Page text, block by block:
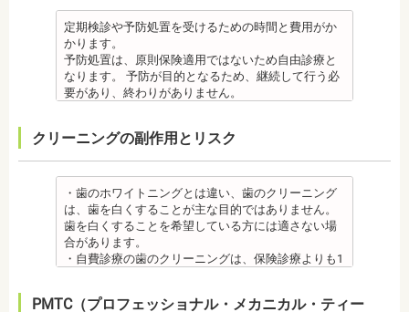
す。その程度に個人差があります。
・矯正終了して数か月から数年経過すると噛み合わ
せが悪くなる可能性があります。噛み合わせが悪く
なると、咀嚼障害の場合は、噛み合わせの治療を行
います、頭痛、肩こりを招く事があります。また、
開かない、食事を噛むときに痛みが出る顎関節症を
発症する場合があります。
他にも自律神経失調症になることもあります。噛み
その他
・個人差がありますが子供にとって大きなストレス
になる場合があります。装置装着後もしっかりと状
況を聞いて話し合ってください。
・矯正中、頭痛、首や肩のこり、強い倦怠感、吐き
の場合は、鎮痛剤、吐き気止め等、歯科医師の指示
・矯正中、虫歯が悪化する場合があります。治療終
了後に虫歯の治療をする場合と器具を一度外して虫
歯の治療を行う場合があります。
・矯正治療中、矯正装置の周りなど、ブラッシング
（歯磨き）しにくい部分ができるため、虫歯や歯周
炎のリスクが高くなります。間食を控え、矯正治療
、毎日丁寧なブラッシング、歯を清潔にしてリスク
・矯正中は、基本的に虫歯や歯周病の治療が行えな
いため、矯正前にこれらの治療を終わらせる必要が
あります。矯正専門の歯科の場合は、一般の歯科で
虫歯、歯周病の治療を行う必要もあります。
治療終了後
す。
ため、心臓や血圧に問題がある方が使用すると、動
悸、血圧上昇を起こす場合があります。また、頬を
噛んでもわからなかったり、熱いものを飲んでもわ
からないため、口腔内を傷つけるリスクがありま
す。さらに、麻酔によって悪心、嘔吐、アレルギー
反応が起こることもあります。
・矯正中、虫歯が悪化する場合があります。治療終
・矯正治療中、矯正装置の周りなど、ブラッシング
（歯磨き）しにくい部分ができるため、虫歯や歯周
炎のリスクが高くなります。間食を控え、矯正治療
中に合ったブラッシング指導を歯科医師より受けて
、毎日丁寧なブラッシング、歯を清潔にしてリスク
を抑えましょう。
ッ素塗布など、歯科医院でのケアも予防に役立ちま
足りない方、喫煙者の方は、事前に生活習慣の改
善、治療が必要となる場合があります。
・インプラント術後すぐには違和感があったり、痛
み、腫れ、出血などが発生する場合がありますが、
これらの症状の多くについては一時的なもので、多
くの場合2～3日で治まります。
に穴をあけて人工の歯根を埋め込み、その上に人工
た、インプラントを埋め込む骨の厚みを増やす手術
を行う場合、さらに期間を要することになります。
・インプラント治療を受けると定期検診、メインテ
ナンスをし続けなければいけません。人工物である
インプラントが虫歯になることはありませんが、日
ごろから丁寧なメインテナンスが必要となります。
囲炎という病気にかかる可能性があります。インプ
しまうことのほうが多くあります。
原因のひとつとしては、ポーセレンというセラミッ
クとジルコニアの密着度が、セラミック同士との場
合や金属とセラミックとの場合に比べて、若干弱い
場合があるからです。他にも、激しい歯ぎしりをす
る人の場合、どうしてもセラミックの部分はジルコ
メタルセラミック
オールセラミック
・オールセラミック治療は、本数が多いと費用が高
額となる場合が多くあります。また、陶器であり強
度は低いため、奥歯には不向きです。前歯でも欠け
てしまうこともあるため、歯ぎしりのクセがある方
はマウスピースで保護する場合もあります。
はなく、デメリットもあるため、検討される方は、
定期検診や予防処置を受けるための時間と費用がか
かります。
予防処置は、原則保険適用ではないため自由診療と
なります。 予防が目的となるため、継続して行う必
要があり、終わりがありません。
日本歯科大学新潟生命歯学部卒業
新潟大学医歯学総合病院にて研修
都内歯科医院にて勤務
クリーニングの副作用とリスク
・歯のホワイトニングとは違い、歯のクリーニング
は、歯を白くすることが主な目的ではありません。
歯を白くすることを希望している方には適さない場
合があります。
・自費診療の歯のクリーニングは、保険診療よりも1
・歯のクリーニングは、歯科医院によって「クリー
PMTC（プロフェッショナル・メカニカル・ティー